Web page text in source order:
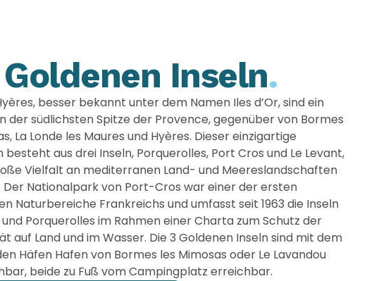
Inseln.
besser bekannt unter dem Namen Iles d’Or, sind ein
der südlichsten Spitze der Provence, gegenüber von Bormes
La Londe les Maures und Hyères. Dieser einzigartige
besteht aus drei Inseln, Porquerolles, Port Cros und Le Levant,
Vielfalt an mediterranen Land- und Meereslandschaften
Der Nationalpark von Port-Cros war einer der ersten
Naturbereiche Frankreichs und umfasst seit 1963 die Inseln
Porquerolles im Rahmen einer Charta zum Schutz der
auf Land und im Wasser. Die 3 Goldenen Inseln sind mit dem
Häfen Hafen von Bormes les Mimosas oder Le Lavandou
beide zu Fuß vom Campingplatz erreichbar.